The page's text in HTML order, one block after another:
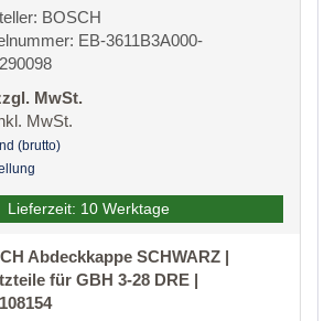
BOSCH
EB-3611B3A000-
MwSt.
MwSt.
(brutto)
Lieferzeit: 10 Werktage
Abdeckkappe SCHWARZ |
für GBH 3-28 DRE |